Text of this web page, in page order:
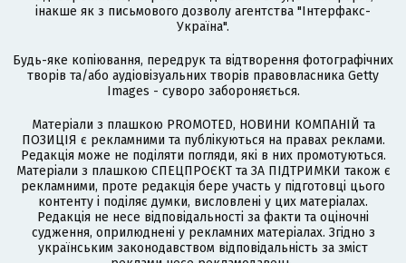
інакше як з письмового дозволу агентства "Інтерфакс-
Україна".
Будь-яке копіювання, передрук та відтворення фотографічних
творів та/або аудіовізуальних творів правовласника Getty
Images - суворо забороняється.
Матеріали з плашкою PROMOTED, НОВИНИ КОМПАНІЙ та
ПОЗИЦІЯ є рекламними та публікуються на правах реклами.
Редакція може не поділяти погляди, які в них промотуються.
Матеріали з плашкою СПЕЦПРОЄКТ та ЗА ПІДТРИМКИ також є
рекламними, проте редакція бере участь у підготовці цього
контенту і поділяє думки, висловлені у цих матеріалах.
Редакція не несе відповідальності за факти та оціночні
судження, оприлюднені у рекламних матеріалах. Згідно з
українським законодавством відповідальність за зміст